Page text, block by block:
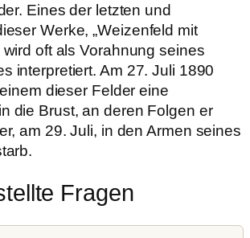
Eines der letzten und
Werke, „Weizenfeld mit
wird oft als Vorahnung seines
interpretiert. Am 27. Juli 1890
dieser Felder eine
die Brust, an deren Folgen er
am 29. Juli, in den Armen seines
Fragen